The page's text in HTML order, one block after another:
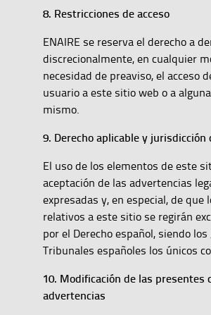
8. Restricciones de acceso
ENAIRE se reserva el derecho a
discrecionalmente, en cualquier
necesidad de preaviso, el acceso
usuario a este sitio web o a
mismo.
9. Derecho aplicable y
El uso de los elementos de este
aceptación de las advertencias
expresadas y, en especial, de que
relativos a este sitio se regirán
por el Derecho español, siendo los
Tribunales españoles los únicos
10. Modificación de las presentes
advertencias